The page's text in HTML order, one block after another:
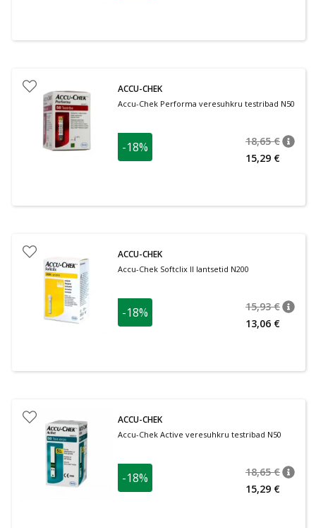
ACCU-CHEK
Accu-Chek Performa veresuhkru testribad N50
-18% 18,65 €
15,29 €
ACCU-CHEK
Accu-Chek Softclix II lantsetid N200
-18% 15,93 €
13,06 €
ACCU-CHEK
Accu-Chek Active veresuhkru testribad N50
-18% 18,65 €
15,29 €